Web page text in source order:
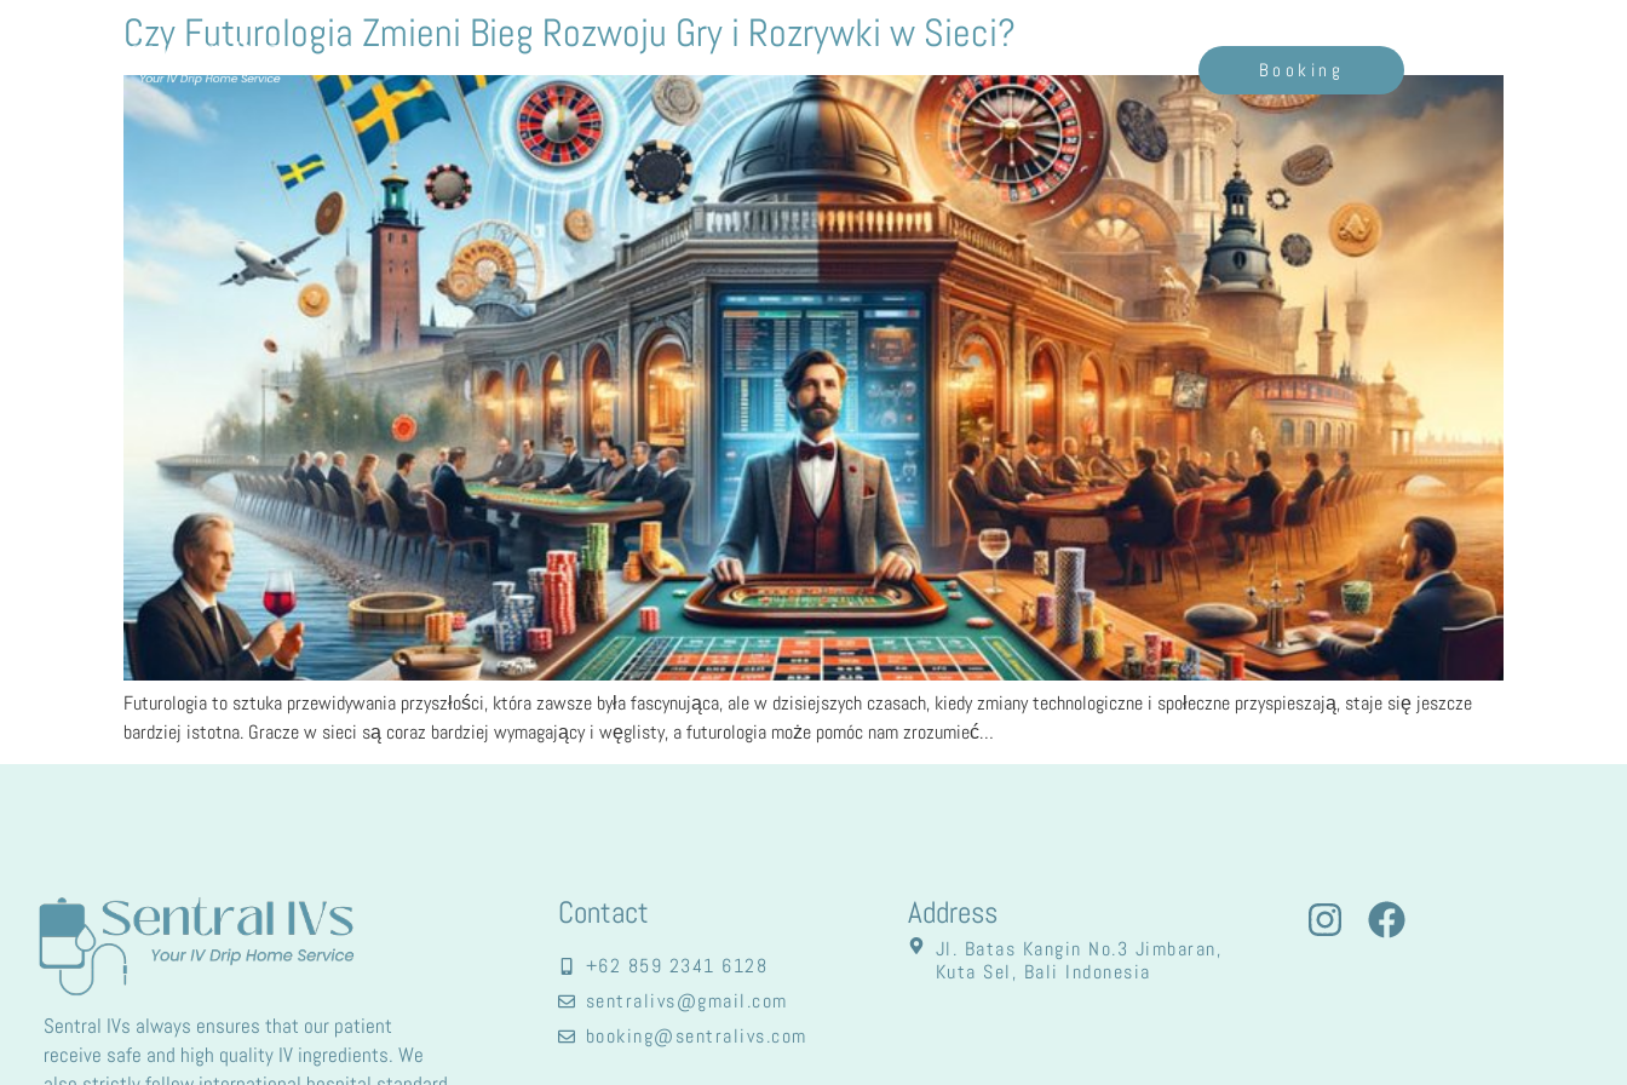
Booking
Czy Futurologia Zmieni Bieg Rozwoju Gry i Rozrywki w Sieci?
Futurologia to sztuka przewidywania przyszłości, która zawsze była fascynująca, ale w dzisiejszych czasach, kiedy zmiany technologiczne i społeczne przyspieszają, staje się jeszcze
bardziej istotna. Gracze w sieci są coraz bardziej wymagający i węglisty, a futurologia może pomóc nam zrozumieć…
Sentral IVs always ensures that our patient
receive safe and high quality IV ingredients. We
Contact
+62 859 2341 6128
sentralivs@gmail.com
booking@sentralivs.com
Address
Jl. Batas Kangin No.3 Jimbaran,
Kuta Sel, Bali Indonesia